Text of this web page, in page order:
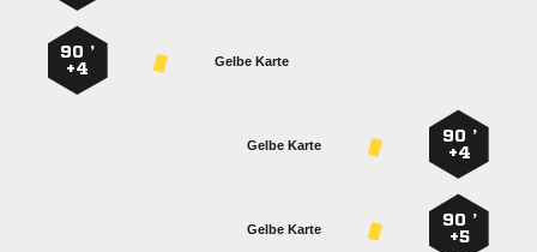
Gelbe Karte
90 ’
+4
90 ’
+4
Gelbe Karte
90 ’
+5
Gelbe Karte